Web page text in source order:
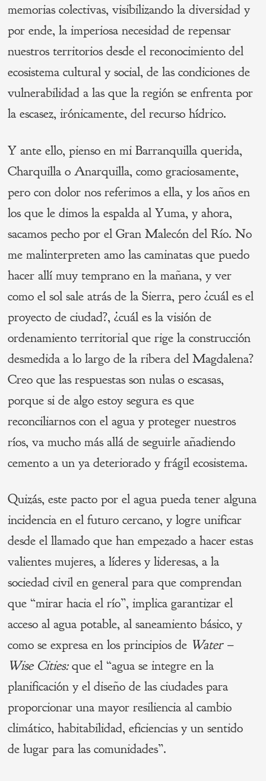
memorias colectivas, visibilizando la diversidad y
por ende, la imperiosa necesidad de repensar
nuestros territorios desde el reconocimiento del
ecosistema cultural y social, de las condiciones de
vulnerabilidad a las que la región se enfrenta por
la escasez, irónicamente, del recurso hídrico.
Y ante ello, pienso en mi Barranquilla querida,
Charquilla o Anarquilla, como graciosamente,
pero con dolor nos referimos a ella, y los años en
los que le dimos la espalda al Yuma, y ahora,
sacamos pecho por el Gran Malecón del Río. No
me malinterpreten amo las caminatas que puedo
hacer allí muy temprano en la mañana, y ver
como el sol sale atrás de la Sierra, pero ¿cuál es el
proyecto de ciudad?, ¿cuál es la visión de
ordenamiento territorial que rige la construcción
desmedida a lo largo de la ribera del Magdalena?
Creo que las respuestas son nulas o escasas,
porque si de algo estoy segura es que
reconciliarnos con el agua y proteger nuestros
ríos, va mucho más allá de seguirle añadiendo
cemento a un ya deteriorado y frágil ecosistema.
Quizás, este pacto por el agua pueda tener alguna
incidencia en el futuro cercano, y logre unificar
desde el llamado que han empezado a hacer estas
valientes mujeres, a líderes y lideresas, a la
sociedad civil en general para que comprendan
que “mirar hacia el río”, implica garantizar el
acceso al agua potable, al saneamiento básico, y
como se expresa en los principios de Water –
Wise Cities:que el “agua se integre en la
planificación y el diseño de las ciudades para
proporcionar una mayor resiliencia al cambio
climático, habitabilidad, eficiencias y un sentido
de lugar para las comunidades”.